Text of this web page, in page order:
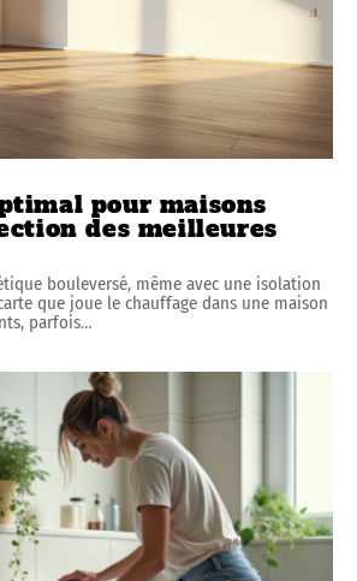
pour maisons
des meilleures
bouleversé, même avec une isolation
que joue le chauffage dans une maison
parfois…